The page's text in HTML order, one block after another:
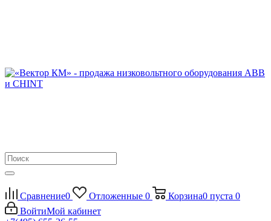
Сравнение0 Отложенные 0 Корзина0 пуста 0
ВойтиМой кабинет